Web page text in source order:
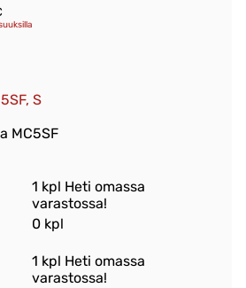
S
MC5SF
1 kpl Heti omassa
varastossa!
0 kpl
1 kpl Heti omassa
varastossa!